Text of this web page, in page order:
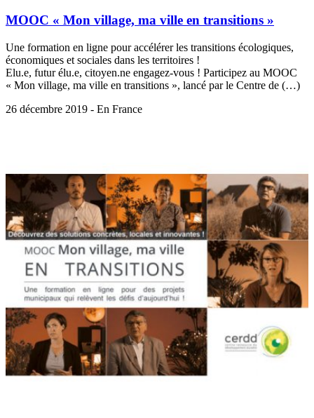
MOOC « Mon village, ma ville en transitions »
Une formation en ligne pour accélérer les transitions écologiques,
économiques et sociales dans les territoires !
Elu.e, futur élu.e, citoyen.ne engagez-vous ! Participez au MOOC
« Mon village, ma ville en transitions », lancé par le Centre de (…)
26 décembre 2019 - En France